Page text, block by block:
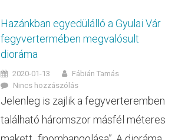
Hazánkban egyedülálló a Gyulai Vár
fegyvertermében megvalósult
dioráma
2020-01-13
Fábián Tamás
Nincs hozzászólás
Jelenleg is zajlik a fegyverteremben
található háromszor másfél méteres